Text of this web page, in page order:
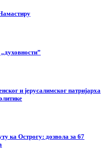
и јерусалимског патријарха
ка Острогу: дозвола за 67